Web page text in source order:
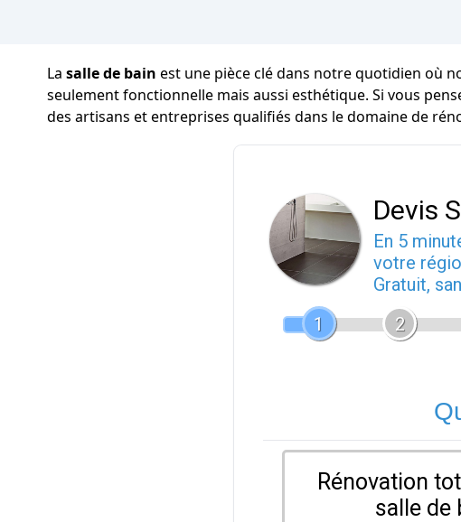
La salle de bain est une pièce clé dans notre quotidien où
seulement fonctionnelle mais aussi esthétique. Si vous
des artisans et entreprises qualifiés dans le domaine de
Devis
En 5
votre
Gratuit,
1
2
Rénovation
salle de